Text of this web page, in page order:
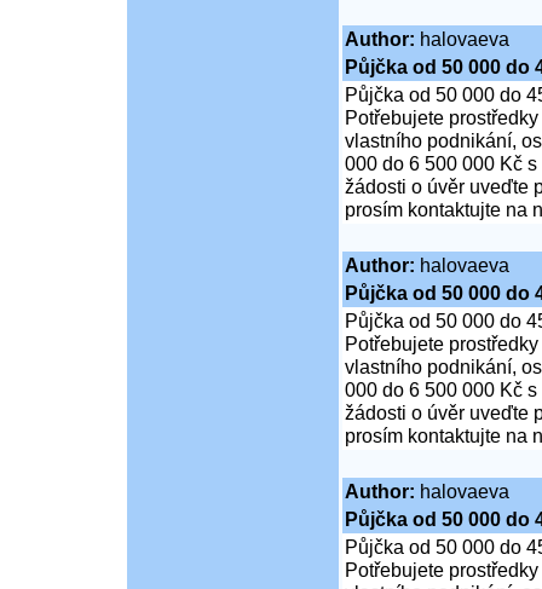
Author: halovaeva
Půjčka od 50 000 do
Půjčka od 50 000 do
Potřebujete
vlastního podnikání,
000 do 6 500 000 Kč
žádosti o úvěr uveďte
prosím kontaktujte na
Author: halovaeva
Půjčka od 50 000 do
Půjčka od 50 000 do
Potřebujete
vlastního podnikání,
000 do 6 500 000 Kč
žádosti o úvěr uveďte
prosím kontaktujte na
Author: halovaeva
Půjčka od 50 000 do
Půjčka od 50 000 do
Potřebujete